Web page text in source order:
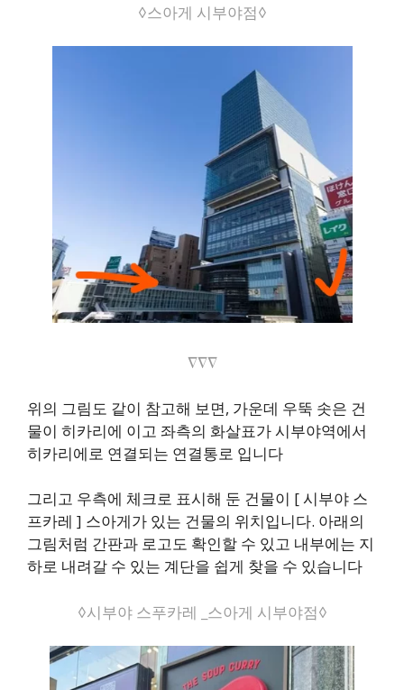
◊스아게 시부야점◊
∇∇∇
위의 그림도 같이 참고해 보면, 가운데 우뚝 솟은 건
물이 히카리에 이고 좌측의 화살표가 시부야역에서
히카리에로 연결되는 연결통로 입니다
그리고 우측에 체크로 표시해 둔 건물이 [ 시부야 스
프카레 ] 스아게가 있는 건물의 위치입니다. 아래의
그림처럼 간판과 로고도 확인할 수 있고 내부에는 지
하로 내려갈 수 있는 계단을 쉽게 찾을 수 있습니다
◊시부야 스푸카레 _스아게 시부야점◊